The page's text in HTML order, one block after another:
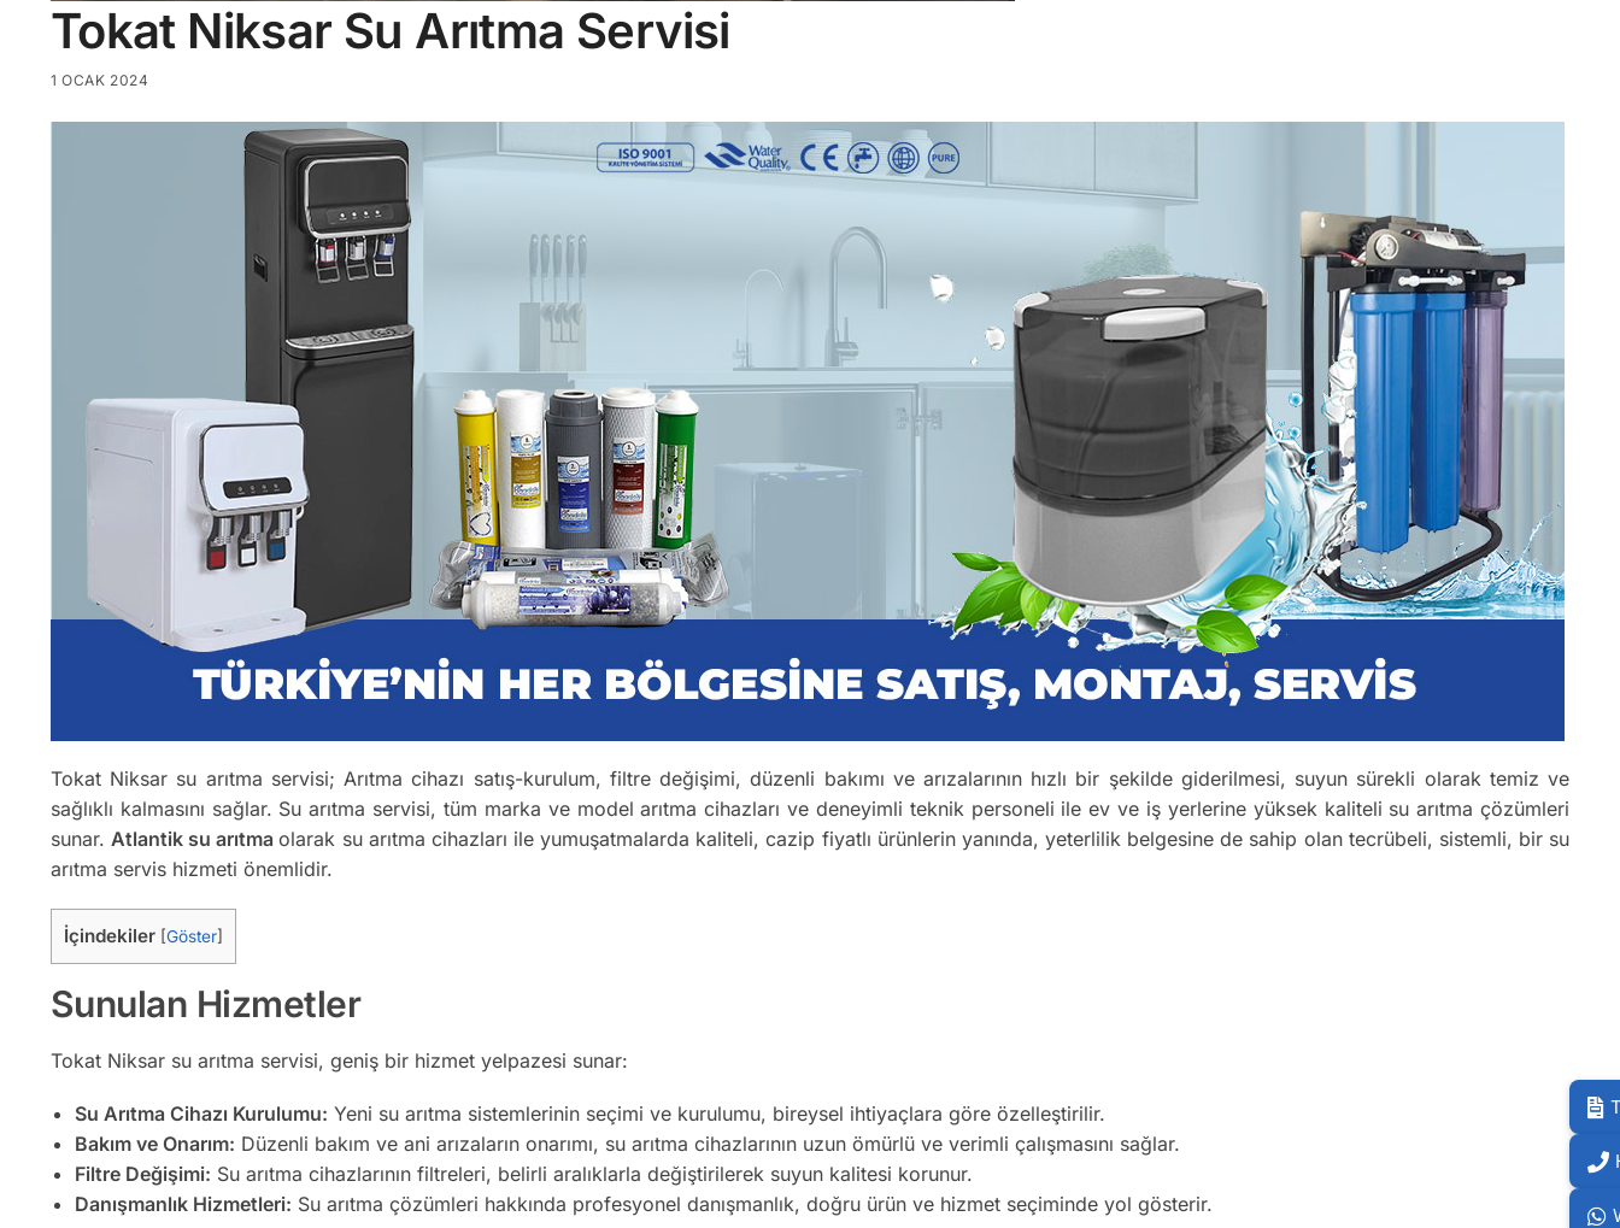
Tokat Niksar Su Arıtma Servisi
1 OCAK 2024
Tokat Niksar su arıtma servisi; Arıtma cihazı satış-kurulum, filtre değişimi, düzenli bakımı ve arızalarının hızlı bir şekilde giderilmesi, suyun sürekli olarak temiz ve
sağlıklı kalmasını sağlar. Su arıtma servisi, tüm marka ve model arıtma cihazları ve deneyimli teknik personeli ile ev ve iş yerlerine yüksek kaliteli su arıtma çözümleri
sunar.Atlantik su arıtmaolarak su arıtma cihazları ile yumuşatmalarda kaliteli, cazip fiyatlı ürünlerin yanında, yeterlilik belgesine de sahip olan tecrübeli, sistemli, bir su
arıtma servis hizmeti önemlidir.
İçindekiler [Göster]
Sunulan Hizmetler
Tokat Niksar su arıtma servisi, geniş bir hizmet yelpazesi sunar:
Su Arıtma Cihazı Kurulumu: Yeni su arıtma sistemlerinin seçimi ve kurulumu, bireysel ihtiyaçlara göre özelleştirilir.
Bakım ve Onarım: Düzenli bakım ve ani arızaların onarımı, su arıtma cihazlarının uzun ömürlü ve verimli çalışmasını sağlar.
Filtre Değişimi: Su arıtma cihazlarının filtreleri, belirli aralıklarla değiştirilerek suyun kalitesi korunur.
Danışmanlık Hizmetleri: Su arıtma çözümleri hakkında profesyonel danışmanlık, doğru ürün ve hizmet seçiminde yol gösterir.